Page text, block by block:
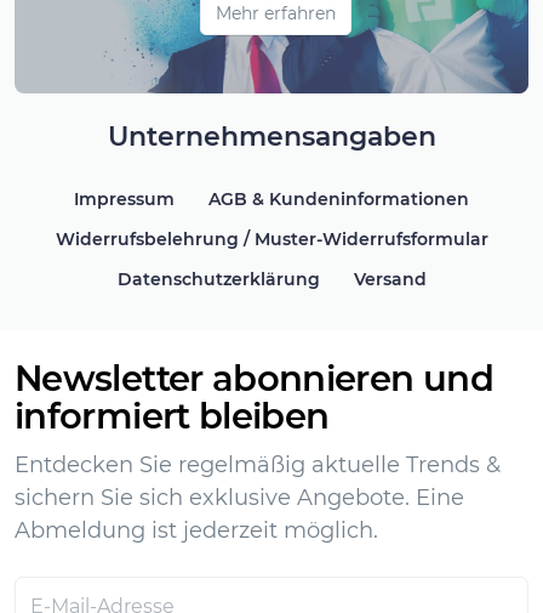
Mehr erfahren
Unternehmensangaben
Impressum
AGB & Kundeninformationen
Widerrufsbelehrung / Muster-Widerrufsformular
Datenschutzerklärung
Versand
Newsletter abonnieren und
informiert bleiben
Entdecken Sie regelmäßig aktuelle Trends &
sichern Sie sich exklusive Angebote. Eine
Abmeldung ist jederzeit möglich.